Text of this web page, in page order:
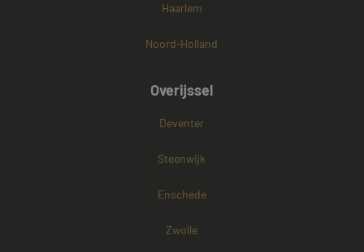
Haarlem
Noord-Holland
Overijssel
Deventer
Steenwijk
Enschede
Zwolle